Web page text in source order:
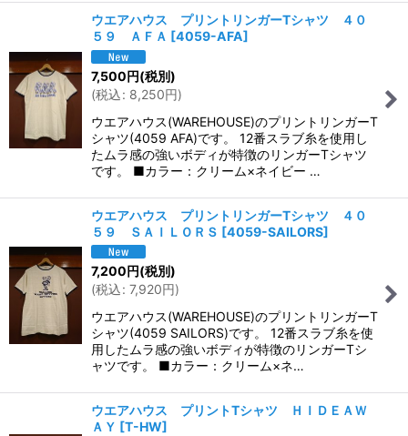
ウエアハウス プリントリンガーTシャツ ４０
５９ ＡＦＡ [4059-AFA]
7,500円(税別)
(税込: 8,250円)
ウエアハウス(WAREHOUSE)のプリントリンガーT
シャツ(4059 AFA)です。 12番スラブ糸を使用し
たムラ感の強いボディが特徴のリンガーTシャツ
です。 ■カラー：クリーム×ネイビー …
ウエアハウス プリントリンガーTシャツ ４０
５９ ＳＡＩＬＯＲＳ [4059-SAILORS]
7,200円(税別)
(税込: 7,920円)
ウエアハウス(WAREHOUSE)のプリントリンガーT
シャツ(4059 SAILORS)です。 12番スラブ糸を使
用したムラ感の強いボディが特徴のリンガーTシ
ャツです。 ■カラー：クリーム×ネ…
ウエアハウス プリントTシャツ ＨＩＤＥＡＷ
ＡＹ [T-HW]